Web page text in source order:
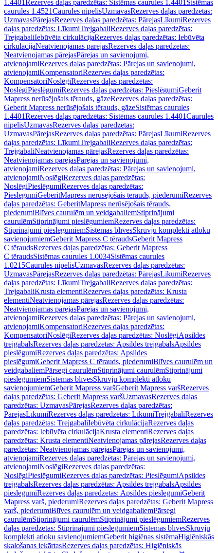
1.4401Rezerves daļas paredzētas: Sistēmas caurules 1.4401 Sistēmas
caurules 1.4521Caurules nipelisUzmavasRezerves daļas paredzētas:
UzmavasPārejasRezerves daļas paredzētas: PārejasLīkumiRezerves
daļas paredzētas: LīkumiTrejgabaliRezerves daļas paredzētas:
TrejgabaliIebūvēta cirkulācijaRezerves daļas paredzētas: Iebūvēta
cirkulācijaNeatvienojamas pārejasRezerves daļas paredzētas:
Neatvienojamas pārejasPārejas un savienojumi,
atvienojamiRezerves daļas paredzētas: Pārejas un savienojumi,
atvienojamiKompensatoriRezerves daļas paredzētas:
KompensatoriNoslēgiRezerves daļas paredzētas:
NoslēgiPieslēgumiRezerves daļas paredzētas: PieslēgumiGeberit
Mapress nerūsējošais tērauds, gāzeRezerves daļas paredzētas:
Geberit Mapress nerūsējošais tērauds, gāzeSistēmas caurules
1.4401Rezerves daļas paredzētas: Sistēmas caurules 1.4401Caurules
nipelisUzmavasRezerves daļas paredzētas:
UzmavasPārejasRezerves daļas paredzētas: PārejasLīkumiRezerves
daļas paredzētas: LīkumiTrejgabaliRezerves daļas paredzētas:
TrejgabaliNeatvienojamas pārejasRezerves daļas paredzētas:
Neatvienojamas pārejasPārejas un savienojumi,
atvienojamiRezerves daļas paredzētas: Pārejas un savienojumi,
atvienojamiNoslēgiRezerves daļas paredzētas:
NoslēgiPieslēgumiRezerves daļas paredzētas:
PieslēgumiGeberitMapress nerūsējošais tērauds, piederumiRezerves
daļas paredzētas: GeberitMapress nerūsējošais tērauds,
piederumiBlīves caurulēm un veidgabaliemStiprinājumi
caurulēmStiprinājumi pieslēgumiemRezerves daļas paredzētas:
Stiprinājumi pieslēgumiemSistēmas blīvesSkrūvju komplekti atloku
savienojumiemGeberit Mapress C tēraudsGeberit Mapress
C tēraudsRezerves daļas paredzētas: Geberit Mapress
C tēraudsSistēmas caurules 1.0034Sistēmas caurules
1.0215Caurules nipelisUzmavasRezerves daļas paredzētas:
UzmavasPārejasRezerves daļas paredzētas: PārejasLīkumiRezerves
daļas paredzētas: LīkumiTrejgabaliRezerves daļas paredzētas:
TrejgabaliKrusta elementiRezerves daļas paredzētas: Krusta
elementiNeatvienojamas pārejasRezerves daļas paredzētas:
Neatvienojamas pārejasPārejas un savienojumi,
atvienojamiRezerves daļas paredzētas: Pārejas un savienojumi,
atvienojamiKompensatoriRezerves daļas paredzētas:
KompensatoriNoslēgiRezerves daļas paredzētas: NoslēgiApsildes
trejgabalsRezerves daļas paredzētas: Apsildes trejgabalsApsildes
pieslēgumiRezerves daļas paredzētas: Apsildes
pieslēgumiGeberit Mapress C tērauds, piederumiBlīves caurulēm un
veidgabaliemPārsegi caurulēmStiprinājumi caurulēmStiprinājumi
pieslēgumiemSistēmas blīvesSkrūvju komplekti atloku
savienojumiemGeberit Mapress varšGeberit Mapress varšRezerves
daļas paredzētas: Geberit Mapress varšUzmavasRezerves daļas
paredzētas: UzmavasPārejasRezerves daļas paredzētas:
PārejasLīkumiRezerves daļas paredzētas: LīkumiTrejgabaliRezerves
daļas paredzētas: TrejgabaliIebūvēta cirkulācijaRezerves daļas
paredzētas: Iebūvēta cirkulācijaKrusta elementiRezerves daļas
paredzētas: Krusta elementiNeatvienojamas pārejasRezerves daļas
paredzētas: Neatvienojamas pārejasPārejas un savienojumi,
atvienojamiRezerves daļas paredzētas: Pārejas un savienojumi,
atvienojamiNoslēgiRezerves daļas paredzētas:
NoslēgiPieslēgumiRezerves daļas paredzētas: PieslēgumiApsildes
trejgabalsRezerves daļas paredzētas: Apsildes trejgabalsApsildes
pieslēgumiRezerves daļas paredzētas: Apsildes pieslēgumiGeberit
Mapress varš, piederumiRezerves daļas paredzētas: Geberit Mapress
varš, piederumiBlīves caurulēm un veidgabaliemPārsegi
caurulēmStiprinājumi caurulēmStiprinājumi pieslēgumiemRezerves
daļas paredzētas: Stiprinājumi pieslēgumiemSistēmas blīvesSkrūvju
komplekti atloku savienojumiemGeberit higiēnas sistēmaHigiēniskās
skalošanas iekārtasRezerves daļas paredzētas: Higiēniskās